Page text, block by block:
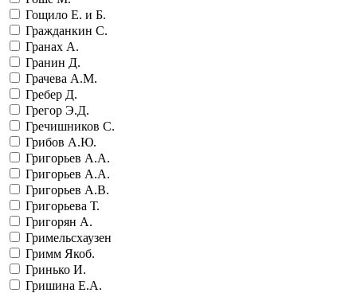
Гощило Е. и Б.
Гражданкин С.
Гранах А.
Гранин Д.
Грачева А.М.
Гребер Д.
Грегор Э.Д.
Гречишников С.
Грибов А.Ю.
Григорьев А.А.
Григорьев А.А.
Григорьев А.В.
Григорьева Т.
Григорян А.
Гримельсхаузен
Гримм Якоб.
Гринько И.
Гришина Е.А.